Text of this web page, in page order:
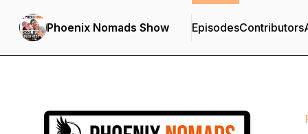
Phoenix Nomads Show EpisodesContributors